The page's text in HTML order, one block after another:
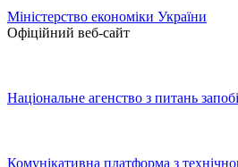
Міністерство економіки України
Офіційний веб-сайт
Національне агенство з питань
Комунікативна платформа з